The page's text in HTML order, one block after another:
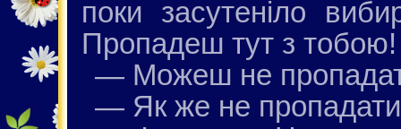
поки засутеніло
Пропадеш тут з тобою!
— Можеш не
— Як же не